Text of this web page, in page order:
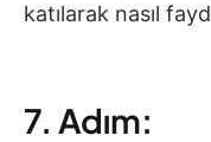
katılarak nasıl
7. Adım: